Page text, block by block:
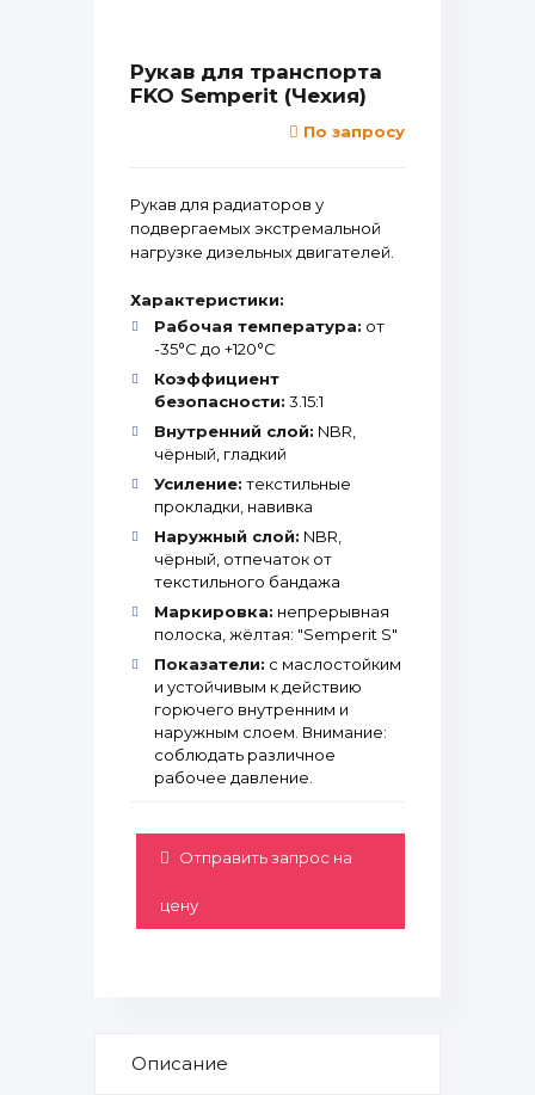
Рукав для транспорта
FKO Semperit (Чехия)
По запросу
Рукав для радиаторов у
подвергаемых экстремальной
нагрузке дизельных двигателей.
Характеристики:
Рабочая температура: от
-35°С до +120°С
Коэффициент
безопасности: 3.15:1
Внутренний слой: NBR,
чёрный, гладкий
Усиление: текстильные
прокладки, навивка
Наружный слой: NBR,
чёрный, отпечаток от
текстильного бандажа
Маркировка: непрерывная
полоска, жёлтая: "Semperit S"
Показатели: с маслостойким
и устойчивым к действию
горючего внутренним и
наружным слоем. Внимание:
соблюдать различное
рабочее давление.
Отправить запрос на
цену
Описание